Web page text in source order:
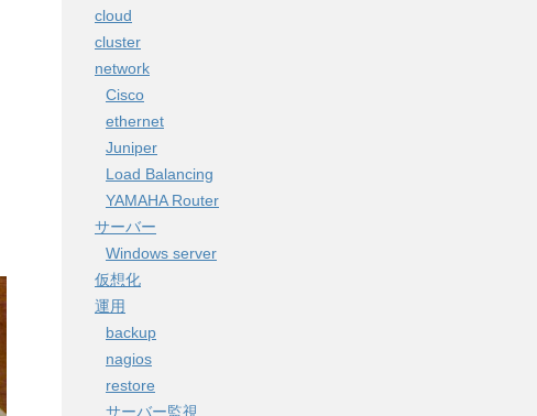
cloud
cluster
network
Cisco
ethernet
Juniper
Load Balancing
YAMAHA Router
サーバー
Windows server
仮想化
運用
backup
nagios
restore
サーバー監視